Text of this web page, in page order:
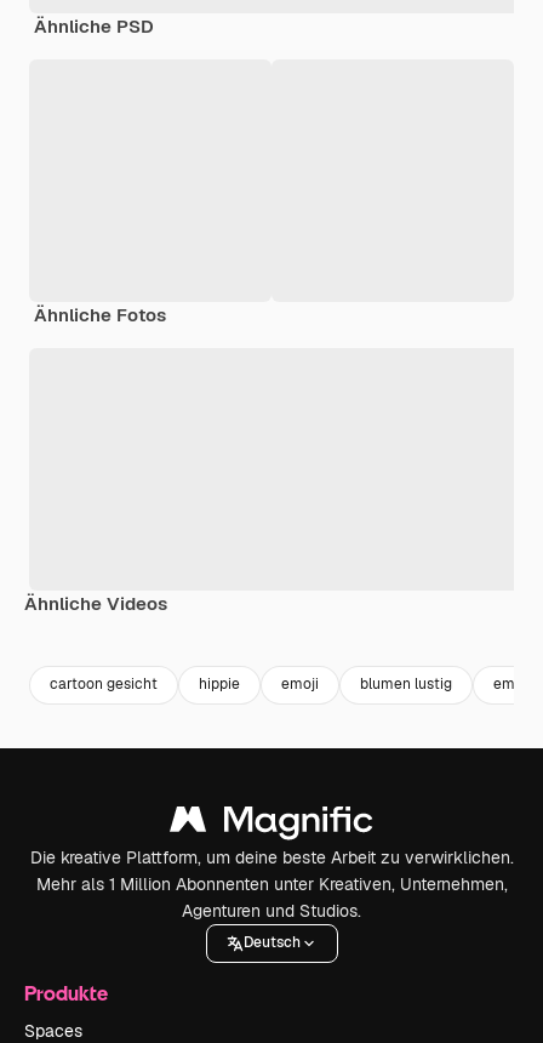
Ähnliche PSD
Ähnliche Fotos
Ähnliche Videos
cartoon gesicht hippie emoji blumen lustig
Die kreative Plattform, um deine beste Arbeit zu verwirklichen.
Mehr als 1 Million Abonnenten unter Kreativen, Unternehmen,
Agenturen und Studios.
Deutsch
Produkte
Spaces